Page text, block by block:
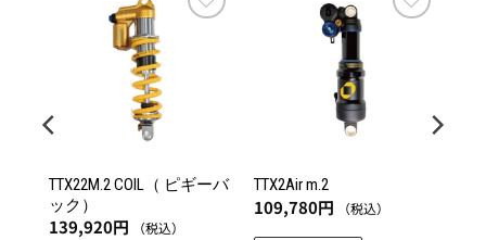
TTX22M.2 COIL（ ピギーバ
ック）
139,920円 （税込）
TTX2Air m.2
109,780円 （税込）